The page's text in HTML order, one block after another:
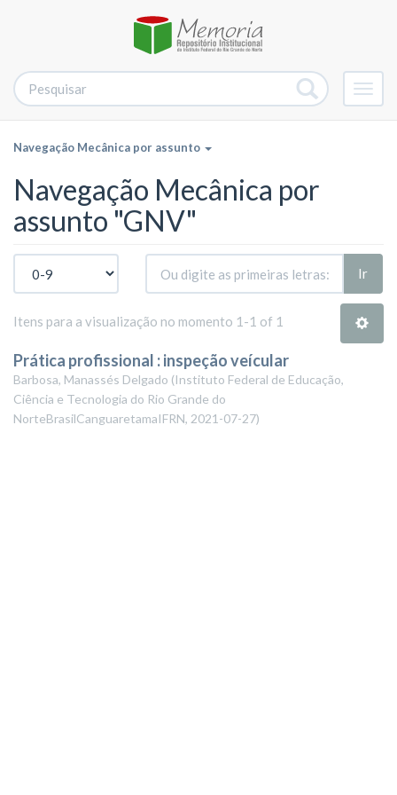
Navegação Mecânica por assunto
Navegação Mecânica por
assunto "GNV"
Ir
Itens para a visualização no momento 1-1 of 1
Prática profissional : inspeção veícular
Barbosa, Manassés Delgado (Instituto Federal de Educação,
Ciência e Tecnologia do Rio Grande do
NorteBrasilCanguaretamaIFRN, 2021-07-27)